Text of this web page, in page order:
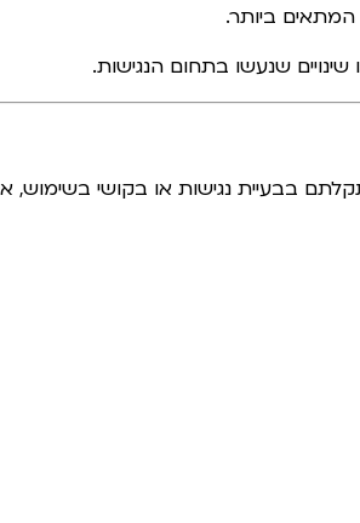
המתאים ביותר.
שנעשו בתחום הנגישות.
בבעיית נגישות או בקושי בשימוש,